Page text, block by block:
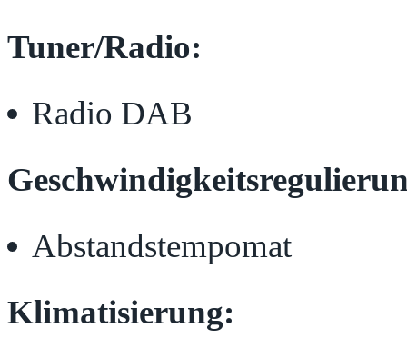
Tuner/Radio:
Radio DAB
Abstandstempomat
Klimatisierung: